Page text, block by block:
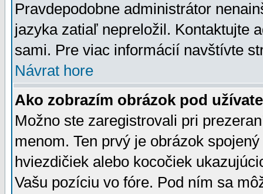
Pravdepodobne administrátor
jazyka zatiaľ nepreložil. Kontaktujte
sami. Pre viac informácií navštívte
Návrat hore
Ako zobrazím obrázok pod
Možno ste zaregistrovali pri
menom. Ten prvý je obrázok
hviezdičiek alebo kocočiek
Vašu pozíciu vo fóre. Pod ním sa